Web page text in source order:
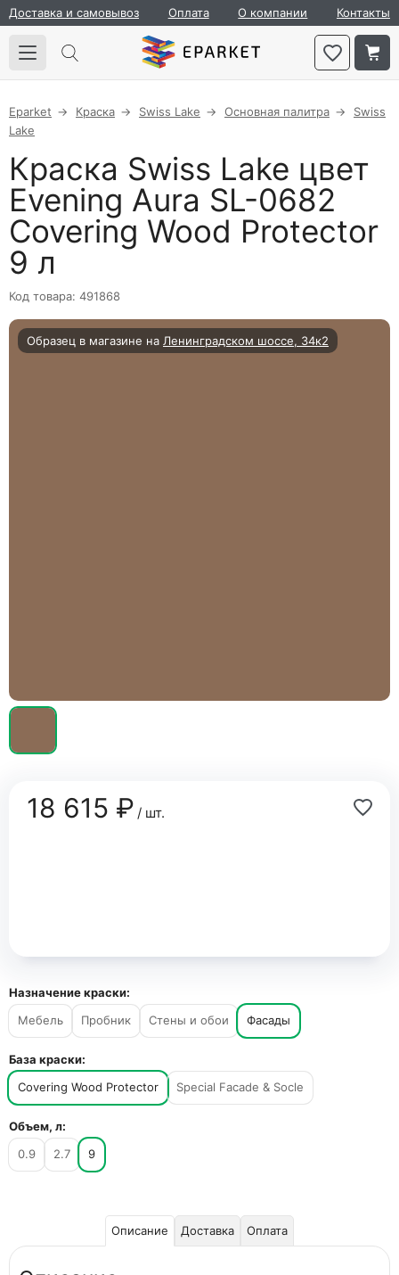
Доставка и самовывоз Оплата О компании Контакты
Eparket Краска Swiss Lake Основная палитра
Swiss
Lake
Краска Swiss Lake цвет
Evening Aura SL-0682
Covering Wood Protector
9 л
Код товара: 491868
Образец в магазине на Ленинградском шоссе, 34к2
18 615 ₽/ шт.
Назначение краски:
Мебель
Пробник Стены и обои Фасады
База краски:
Covering Wood Protector
Special Facade & Socle
Объем, л:
0.9
2.7 9
Описание Доставка Оплата